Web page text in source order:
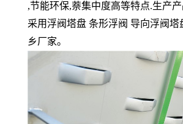
,节能环保,萘集中度高等特点.生产
采用浮阀塔盘 条形浮阀 导向浮阀塔
乡厂家。